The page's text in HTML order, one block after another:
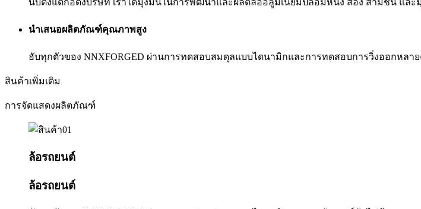
นำเสนอผลิตภัณฑ์คุณภาพสูง
ฮับทุกตัวของ NNXFORGED ผ่านการทดสอบสมดุลแบบไดนามิกและการทดสอบการวิ่งออกหล
สินค้าเพิ่มเติม
การจัดแสดงผลิตภัณฑ์
ล้อรถยนต์
ล้อรถยนต์